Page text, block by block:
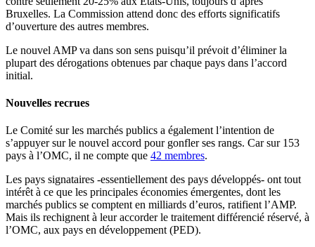
Bruxelles. La Commission attend donc des efforts significatifs
d’ouverture des autres membres.
Le nouvel AMP va dans son sens puisqu’il prévoit d’éliminer la
plupart des dérogations obtenues par chaque pays dans l’accord
initial.
Nouvelles recrues
Le Comité sur les marchés publics a également l’intention de
s’appuyer sur le nouvel accord pour gonfler ses rangs. Car sur 153
pays à l’OMC, il ne compte que 42 membres.
Les pays signataires -essentiellement des pays développés- ont tout
intérêt à ce que les principales économies émergentes, dont les
marchés publics se comptent en milliards d’euros, ratifient l’AMP.
Mais ils rechignent à leur accorder le traitement différencié réservé, à
l’OMC, aux pays en développement (PED).